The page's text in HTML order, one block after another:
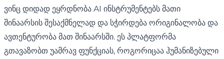
ვინც დიდად ეყრდნობა AI ინსტრუმენტებს მათი
შინაარსის შესაქმნელად და სჭირდება ორიგინალობა და
ავთენტურობა მათ შინაარსში. ეს პლატფორმა
გთავაზობთ უამრავ ფუნქციას, როგორიცაა ჰუმანიზებული